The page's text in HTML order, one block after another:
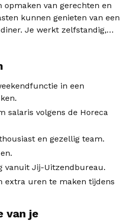
opmaken van gerechten en
kunnen genieten van een
Je werkt zelfstandig,
teamspeler die goed
in een
salaris volgens de Horeca
en gezellig team.
vanuit Jij-Uitzendbureau.
extra uren te maken tijdens
van je